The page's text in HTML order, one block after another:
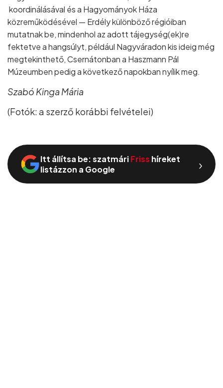
koordinálásával és a Hagyományok Háza
közreműködésével — Erdély különböző régióiban
mutatnak be, mindenhol az adott tájegység(ek)re
fektetve a hangsúlyt, például Nagyváradon kis ideig még
megtekinthető, Csernátonban a Haszmann Pál
Múzeumben pedig a következő napokban nyílik meg.
Szabó Kinga Mária
(Fotók: a szerző korábbi felvételei)
Itt állítsa be: szatmáriFriss híreket
listázzon a Google
›